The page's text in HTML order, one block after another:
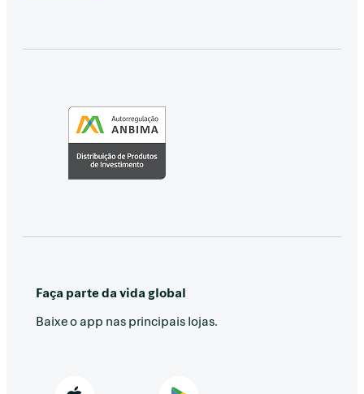
Faça parte da vida global
Baixe o app nas principais lojas.